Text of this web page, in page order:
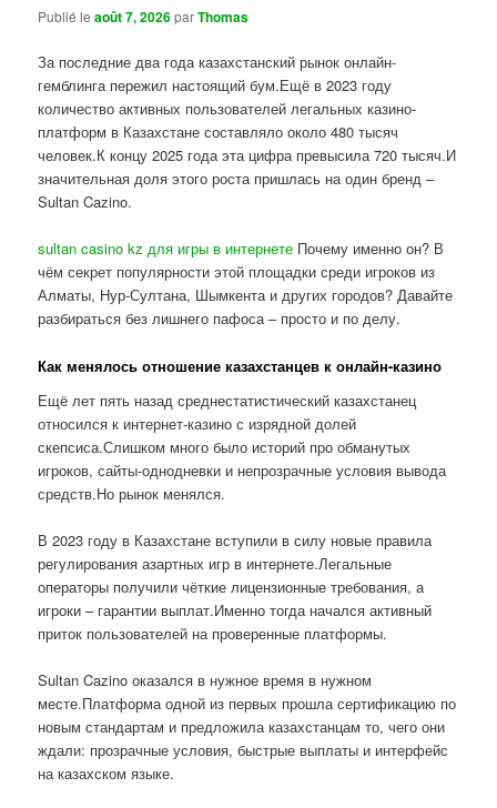
Publié leaoût 7, 2026parThomas
За последние два года казахстанский рынок онлайн-
гемблинга пережил настоящий бум.Ещё в 2023 году
количество активных пользователей легальных казино-
платформ в Казахстане составляло около 480 тысяч
человек.К концу 2025 года эта цифра превысила 720 тысяч.И
значительная доля этого роста пришлась на один бренд –
Sultan Cazino.
sultan casino kz для игры в интернете Почему именно он? В
чём секрет популярности этой площадки среди игроков из
Алматы, Нур-Султана, Шымкента и других городов? Давайте
разбираться без лишнего пафоса – просто и по делу.
Как менялось отношение казахстанцев к онлайн-казино
Ещё лет пять назад среднестатистический казахстанец
относился к интернет-казино с изрядной долей
скепсиса.Слишком много было историй про обманутых
игроков, сайты-однодневки и непрозрачные условия вывода
средств.Но рынок менялся.
В 2023 году в Казахстане вступили в силу новые правила
регулирования азартных игр в интернете.Легальные
операторы получили чёткие лицензионные требования, а
игроки – гарантии выплат.Именно тогда начался активный
приток пользователей на проверенные платформы.
Sultan Cazino оказался в нужное время в нужном
месте.Платформа одной из первых прошла сертификацию по
новым стандартам и предложила казахстанцам то, чего они
ждали: прозрачные условия, быстрые выплаты и интерфейс
на казахском языке.